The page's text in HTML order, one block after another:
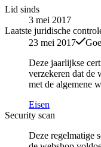
Lid sinds
3 mei 2017
Laatste juridische
23 mei 2017
Deze jaarlijkse
verzekeren dat de
met de algemene
Eisen
Security scan
Deze regelmatige